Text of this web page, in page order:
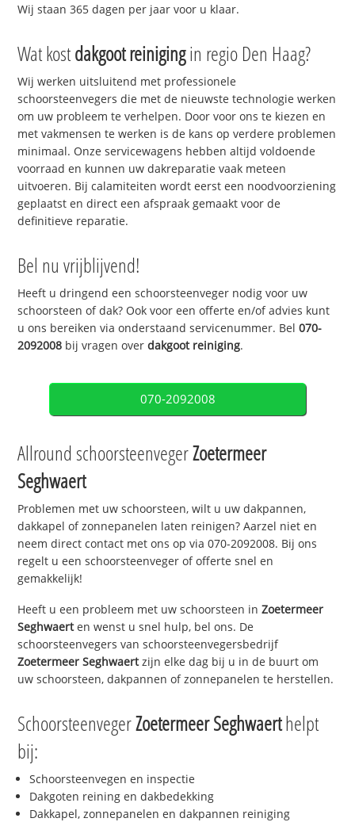
Wij staan 365 dagen per jaar voor u klaar.
Wat kostdakgoot reinigingin regio Den Haag?
Wij werken uitsluitend met professionele
schoorsteenvegers die met de nieuwste technologie werken
om uw probleem te verhelpen. Door voor ons te kiezen en
met vakmensen te werken is de kans op verdere problemen
minimaal. Onze servicewagens hebben altijd voldoende
voorraad en kunnen uw dakreparatie vaak meteen
uitvoeren. Bij calamiteiten wordt eerst een noodvoorziening
geplaatst en direct een afspraak gemaakt voor de
definitieve reparatie.
Bel nu vrijblijvend!
Heeft u dringend een schoorsteenveger nodig voor uw
schoorsteen of dak? Ook voor een offerte en/of advies kunt
u ons bereiken via onderstaand servicenummer. Bel070-
2092008 bij vragen overdakgoot reiniging.
070-2092008
Allround schoorsteenvegerZoetermeer
Seghwaert
Problemen met uw schoorsteen, wilt u uw dakpannen,
dakkapel of zonnepanelen laten reinigen? Aarzel niet en
neem direct contact met ons op via 070-2092008. Bij ons
regelt u een schoorsteenveger of offerte snel en
gemakkelijk!
Heeft u een probleem met uw schoorsteen inZoetermeer
Seghwaerten wenst u snel hulp, bel ons. De
schoorsteenvegers van schoorsteenvegersbedrijf
Zoetermeer Seghwaertzijn elke dag bij u in de buurt om
uw schoorsteen, dakpannen of zonnepanelen te herstellen.
SchoorsteenvegerZoetermeer Seghwaerthelpt
bij:
Schoorsteenvegen en inspectie
Dakgoten reining en dakbedekking
Dakkapel, zonnepanelen en dakpannen reiniging